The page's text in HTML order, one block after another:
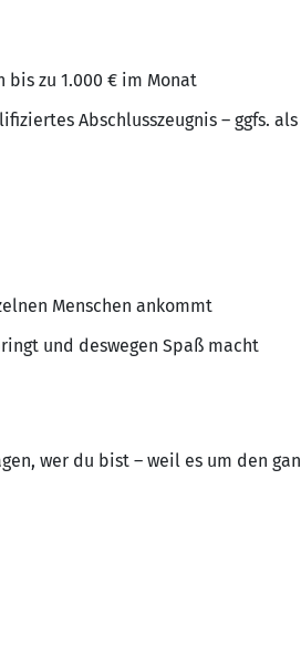
zu 1.000 € im Monat
Abschlusszeugnis – ggfs.
Menschen ankommt
und deswegen Spaß macht
wer du bist – weil es um den